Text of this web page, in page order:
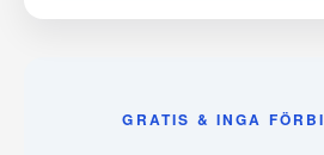
GRATIS & INGA